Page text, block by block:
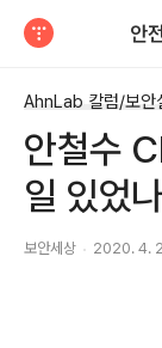
안
AhnLab 칼럼/보안
안철수
일 있었
보안세상 2020. 4.